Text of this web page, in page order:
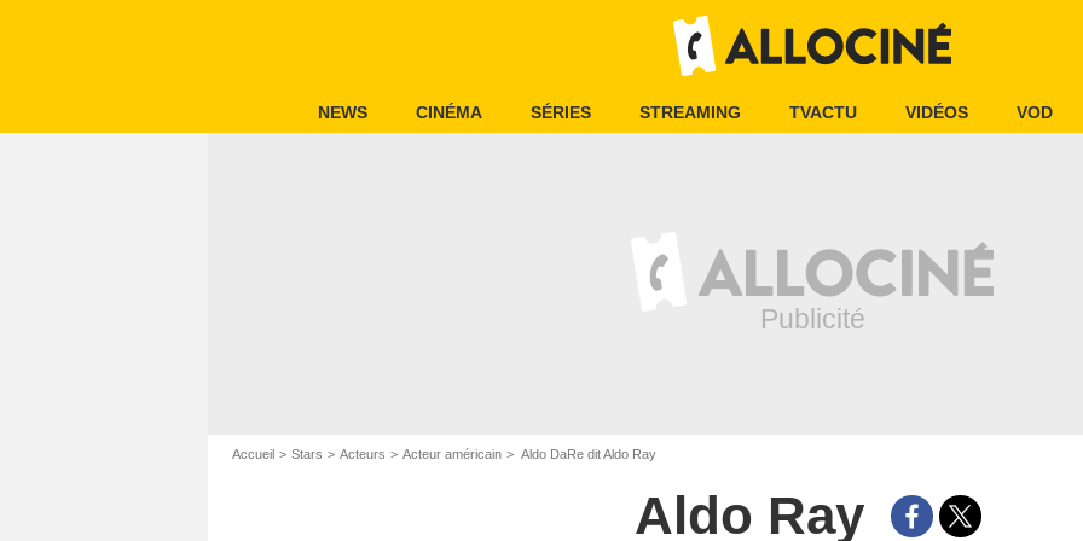
NEWS CINÉMA SÉRIES STREAMING TVACTU VIDÉOS VOD
Accueil Stars Acteurs Acteur américain Aldo DaRe dit Aldo Ray
Aldo Ray